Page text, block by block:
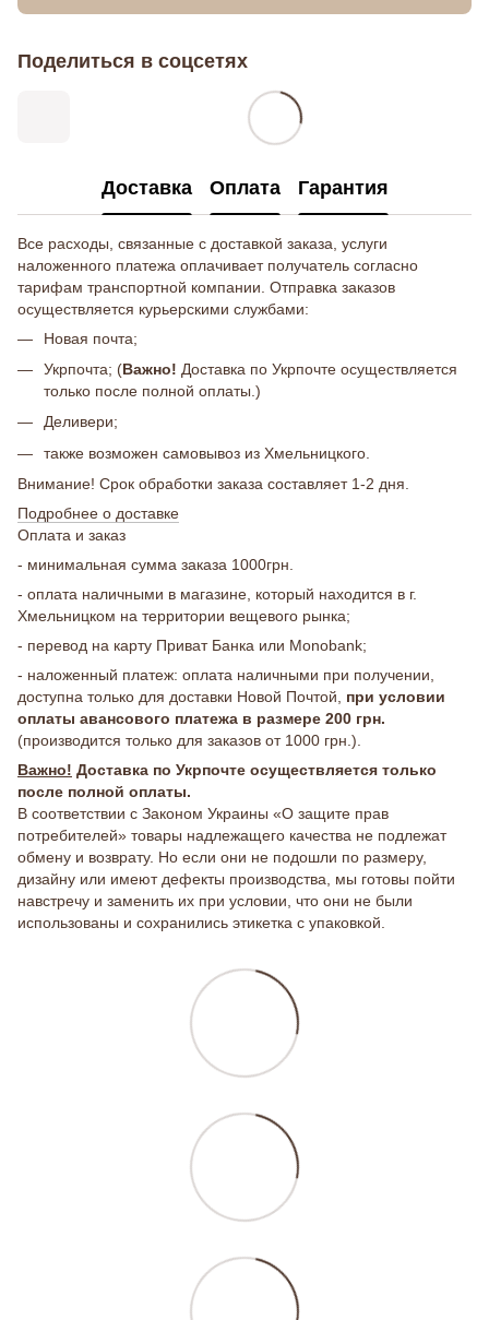
Поделиться в соцсетях
Доставка Оплата Гарантия
Все расходы, связанные с доставкой заказа, услуги
наложенного платежа оплачивает получатель согласно
тарифам транспортной компании. Отправка заказов
осуществляется курьерскими службами:
Новая почта;
Укрпочта; (Важно! Доставка по Укрпочте осуществляется
только после полной оплаты.)
Деливери;
также возможен самовывоз из Хмельницкого.
Внимание! Срок обработки заказа составляет 1-2 дня.
Подробнее о доставке
Оплата и заказ
- минимальная сумма заказа 1000грн.
- оплата наличными в магазине, который находится в г.
Хмельницком на территории вещевого рынка;
- перевод на карту Приват Банка или Monobank;
- наложенный платеж: оплата наличными при получении,
доступна только для доставки Новой Почтой, при условии
оплаты авансового платежа в размере 200 грн.
(производится только для заказов от 1000 грн.).
Важно! Доставка по Укрпочте осуществляется только
после полной оплаты.
В соответствии с Законом Украины «О защите прав
потребителей» товары надлежащего качества не подлежат
обмену и возврату. Но если они не подошли по размеру,
дизайну или имеют дефекты производства, мы готовы пойти
навстречу и заменить их при условии, что они не были
использованы и сохранились этикетка с упаковкой.